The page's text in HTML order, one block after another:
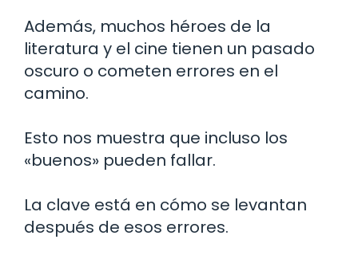
Además, muchos héroes de la
literatura y el cine tienen un pasado
oscuro o cometen errores en el
camino.
Esto nos muestra que incluso los
«buenos» pueden fallar.
La clave está en cómo se levantan
después de esos errores.